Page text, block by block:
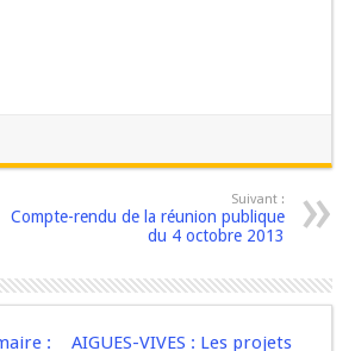
Suivant :
Compte-rendu de la réunion publique
du 4 octobre 2013
:
AIGUES-VIVES : Les projets